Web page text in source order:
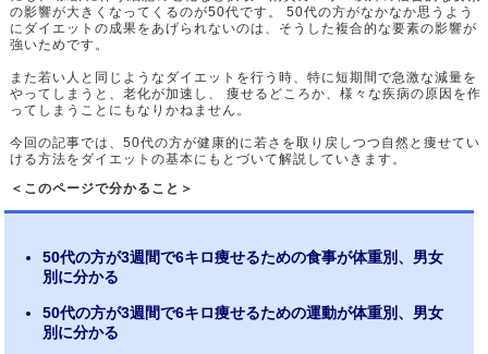
の影響が大きくなってくるのが50代です。 50代の方がなかなか思うよう
にダイエットの成果をあげられないのは、そうした複合的な要素の影響が
強いためです。
また若い人と同じようなダイエットを行う時、特に短期間で急激な減量を
やってしまうと、老化が加速し、 痩せるどころか、様々な疾病の原因を作
ってしまうことにもなりかねません。
今回の記事では、50代の方が健康的に若さを取り戻しつつ自然と痩せてい
ける方法をダイエットの基本にもとづいて解説していきます。
＜このページで分かること＞
50代の方が3週間で6キロ痩せるための食事が体重別、男女
別に分かる
50代の方が3週間で6キロ痩せるための運動が体重別、男女
別に分かる